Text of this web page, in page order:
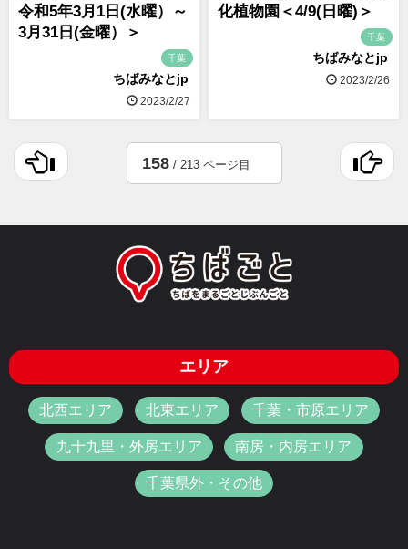
令和5年3月1日(水曜）～
3月31日(金曜）＞
千葉
ちばみなとjp
2023/2/27
化植物園＜4/9(日曜)＞
千葉
ちばみなとjp
2023/2/26
158/ 213 ページ目
エリア
北西エリア 北東エリア 千葉・市原エリア
九十九里・外房エリア 南房・内房エリア
千葉県外・その他